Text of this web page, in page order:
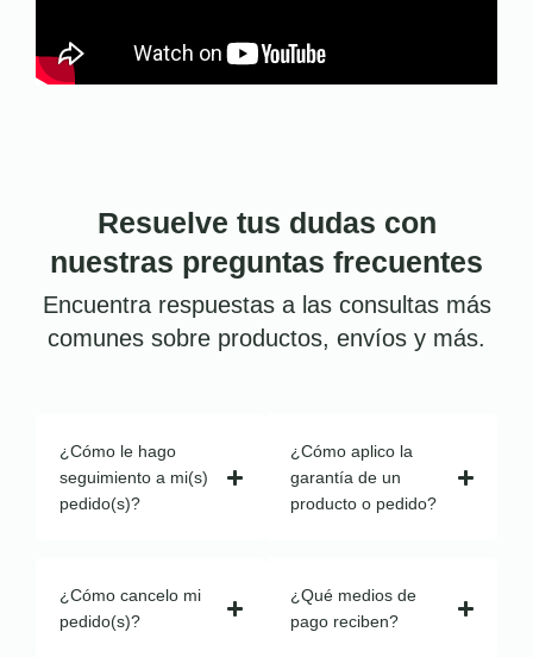
Resuelve tus dudas con
nuestras preguntas frecuentes
Encuentra respuestas a las consultas más
comunes sobre productos, envíos y más.
¿Cómo le hago
seguimiento a mi(s)
pedido(s)?
¿Cómo cancelo mi
pedido(s)?
¿Cómo aplico la
garantía de un
producto o pedido?
¿Qué medios de
pago reciben?